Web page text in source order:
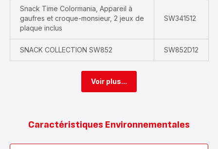
Snack Time Colormania, Appareil à
gaufres et croque-monsieur, 2 jeux de
plaque inclus
SW341512
SNACK COLLECTION SW852 SW852D12
Voir plus...
Caractéristiques Environnementales